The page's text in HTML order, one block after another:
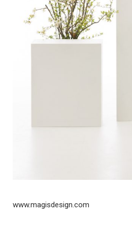
www.magisdesign.com